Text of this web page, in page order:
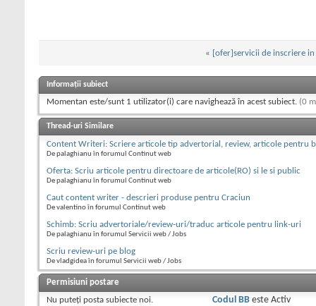
« [ofer]servicii de inscriere
Informații subiect
Momentan este/sunt 1 utilizator(i) care navighează în acest subiect. (0
Thread-uri Similare
Content Writeri: Scriere articole tip advertorial, review, articole pentru
De palaghianu în forumul Continut web
Oferta: Scriu articole pentru directoare de articole(RO) si le si public
De palaghianu în forumul Continut web
Caut content writer - descrieri produse pentru Craciun
De valentino în forumul Continut web
Schimb: Scriu advertoriale/review-uri/traduc articole pentru link-uri
De palaghianu în forumul Servicii web / Jobs
Scriu review-uri pe blog
De vladgidea în forumul Servicii web / Jobs
Permisiuni postare
Nu puteţi posta subiecte noi.
Codul BBeste Activ